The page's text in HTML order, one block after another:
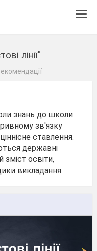
лінії"
знань до школи
зв'язку
ставлення.
державні
освіти,
викладання.